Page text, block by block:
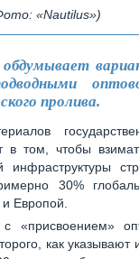
«Nautilus»)
пролива.
в том, чтобы
инфраструктуры
30%
Европой.
«присвоением»
как указывают